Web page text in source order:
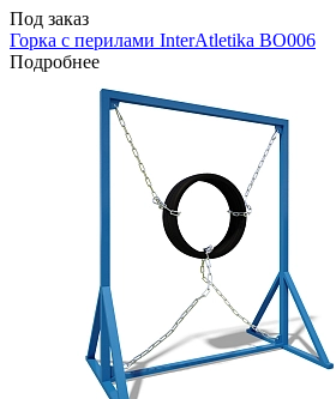
Под заказ
Горка с перилами InterAtletika BO006
Подробнее